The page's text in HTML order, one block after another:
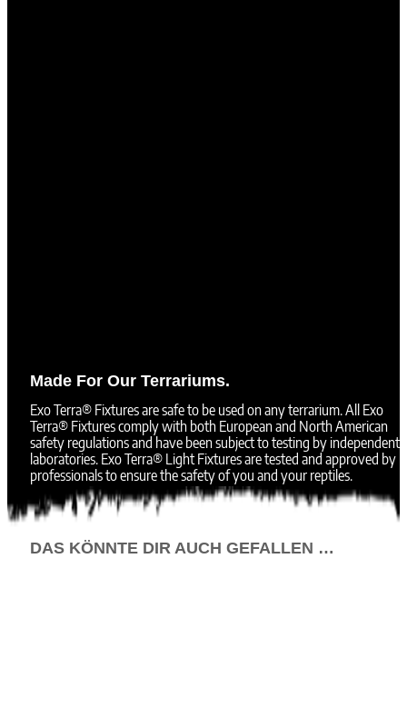
Made For Our Terrariums.
Exo Terra® Fixtures are safe to be used on any terrarium. All Exo
Terra® Fixtures comply with both European and North American
safety regulations and have been subject to testing by independent
laboratories. Exo Terra® Light Fixtures are tested and approved by
professionals to ensure the safety of you and your reptiles.
DAS KÖNNTE DIR AUCH GEFALLEN …